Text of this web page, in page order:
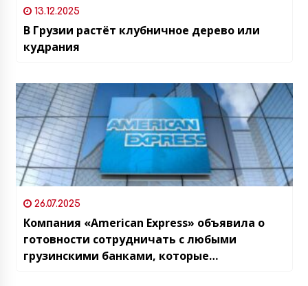
13.12.2025
В Грузии растёт клубничное дерево или
кудрания
26.07.2025
Компания «American Express» объявила о
готовности сотрудничать с любыми
грузинскими банками, которые